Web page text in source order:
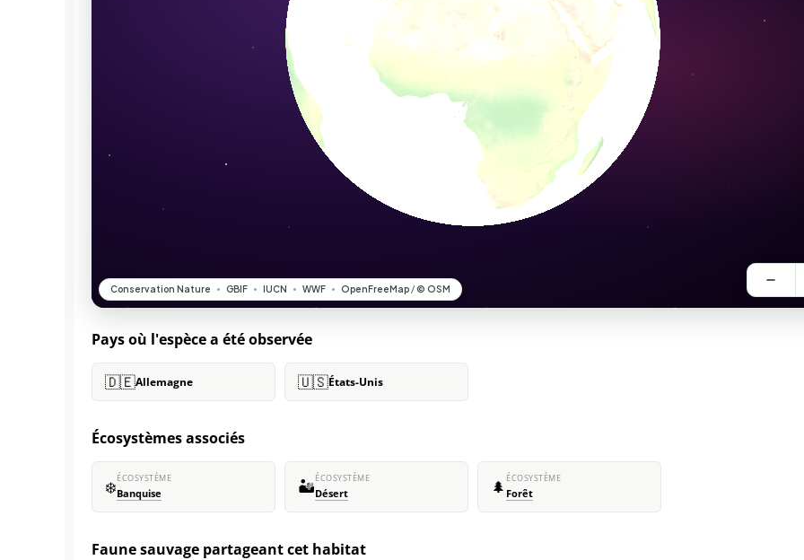
Pays où l'espèce a été observée
🇩🇪Allemagne 🇺🇸États-Unis
Écosystèmes associés
❄️ÉCOSYSTÈME
Banquise 🏜️ÉCOSYSTÈME
Désert 🌲 ÉCOSYSTÈME
Forêt
Faune sauvage partageant cet habitat